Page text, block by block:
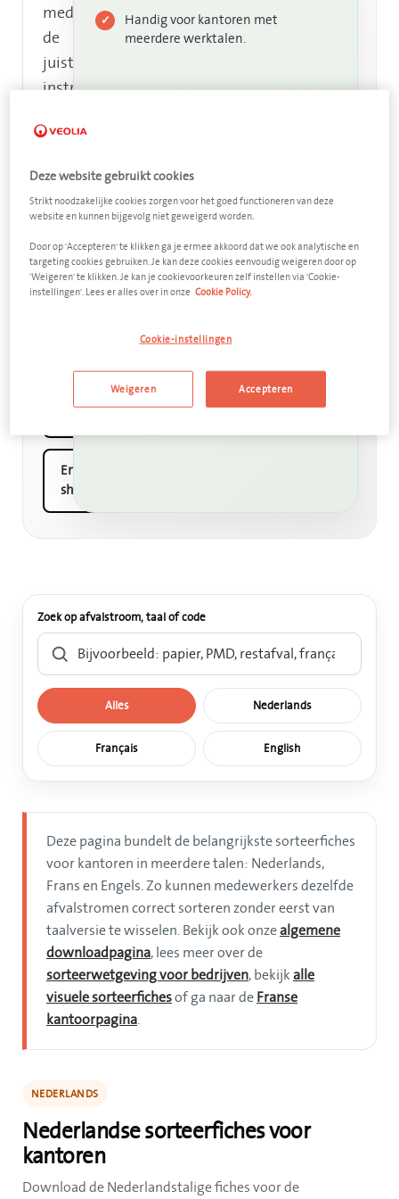
medewerkers
de
juiste
instructie
gebruiken
taalpagina
wisselen.
English
sheets
✓
Handig voor kantoren met
meerdere werktalen.
Zoek op afvalstroom, taal of code
Alles Nederlands
Français English
Deze pagina bundelt de belangrijkste sorteerfiches
voor kantoren in meerdere talen: Nederlands,
Frans en Engels. Zo kunnen medewerkers dezelfde
afvalstromen correct sorteren zonder eerst van
taalversie te wisselen. Bekijk ook onzealgemene
downloadpagina, lees meer over de
sorteerwetgeving voor bedrijven, bekijkalle
visuele sorteerfichesof ga naar deFranse
kantoorpagina.
NEDERLANDS
Nederlandse sorteerfiches voor
kantoren
Download de Nederlandstalige fiches voor de
Deze website gebruikt cookies
Strikt noodzakelijke cookies zorgen voor het goed functioneren van deze
website en kunnen bijgevolg niet geweigerd worden.
Door op 'Accepteren' te klikken ga je ermee akkoord dat we ook analytische en
targeting cookies gebruiken. Je kan deze cookies eenvoudig weigeren door op
'Weigeren' te klikken. Je kan je cookievoorkeuren zelf instellen via 'Cookie-
instellingen'. Lees er alles over in onze Cookie Policy.
Cookie-instellingen
Weigeren Accepteren